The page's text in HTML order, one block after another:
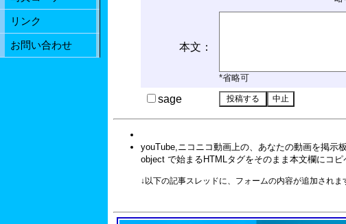
リンク
お問い合わせ 本文：
*省略可
sage
youTube,ニコニコ動画上の、あなたの動画を掲示
object で始まるHTMLタグをそのまま本文欄にコ
↓以下の記事スレッドに、フォームの内容が追加されま